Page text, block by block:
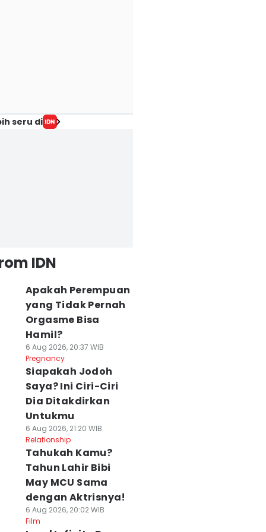
seru di
IDN
Apakah Perempuan
yang Tidak Pernah
Orgasme Bisa
Hamil?
6 Aug 2026, 20:37 WIB
Pregnancy
Siapakah Jodoh
Saya? Ini Ciri-Ciri
Dia Ditakdirkan
Untukmu
6 Aug 2026, 21:20 WIB
Relationship
Tahukah Kamu?
Tahun Lahir Bibi
May MCU Sama
dengan Aktrisnya!
6 Aug 2026, 20:02 WIB
Film